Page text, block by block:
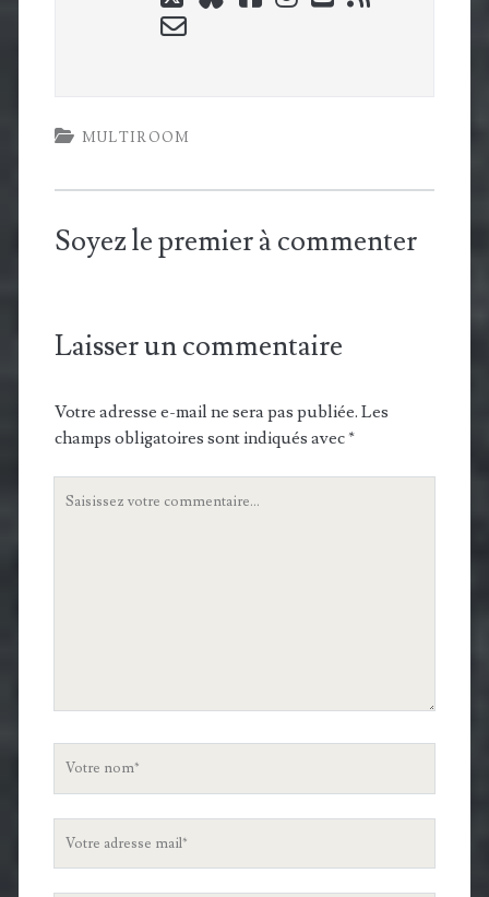
email-
MULTIROOM
Soyez le premier à commenter
Laisser un commentaire
Votre adresse e-mail ne sera pas publiée. Les
champs obligatoires sont indiqués avec*
Votre